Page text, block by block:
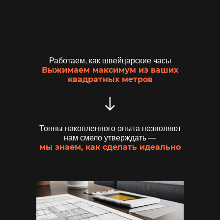
Тонны накопленного опыта позволяют
нам смело утверждать —
мы знаем, как сделать идеально
Работаем, как швейцарские часы
Выжимаем максимум из ваших
квадратных метров